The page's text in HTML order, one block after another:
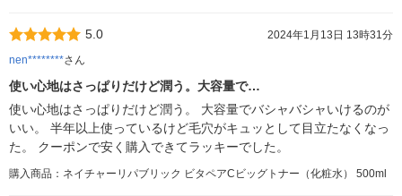
5.0
2024年1月13日 13時31分
nen********さん
使い心地はさっぱりだけど潤う。大容量で…
使い心地はさっぱりだけど潤う。 大容量でバシャバシャいけるのが
いい。 半年以上使っているけど毛穴がキュッとして目立たなくなっ
た。 クーポンで安く購入できてラッキーでした。
購入商品：ネイチャーリパブリック ビタペアCビッグトナー（化粧水） 500ml